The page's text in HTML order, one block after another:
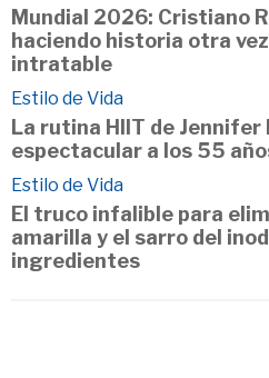
Mundial 2026: Cristiano
haciendo historia otra
intratable
Estilo de Vida
La rutina HIIT de Jennifer
espectacular a los 55
Estilo de Vida
El truco infalible para
amarilla y el sarro del
ingredientes